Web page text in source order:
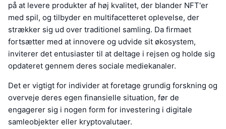
på at levere produkter af høj kvalitet, der blander NFT'er
med spil, og tilbyder en multifacetteret oplevelse, der
strækker sig ud over traditionel samling. Da firmaet
fortsætter med at innovere og udvide sit økosystem,
inviterer det entusiaster til at deltage i rejsen og holde sig
opdateret gennem deres sociale mediekanaler.
Det er vigtigt for individer at foretage grundig forskning og
overveje deres egen finansielle situation, før de
engagerer sig i nogen form for investering i digitale
samleobjekter eller kryptovalutaer.